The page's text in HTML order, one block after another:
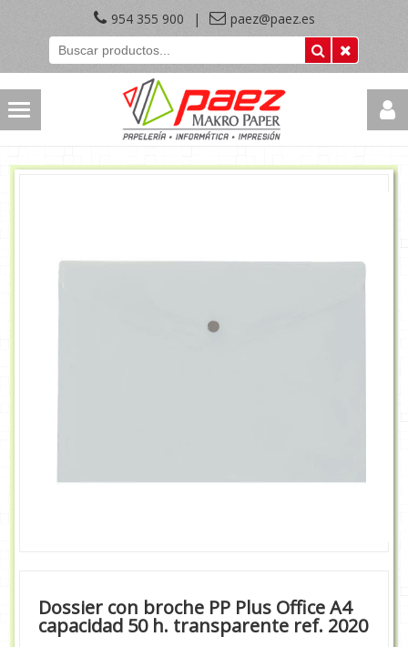
954 355 900 | paez@paez.es
Dossier con broche PP Plus Office A4
capacidad 50 h. transparente ref. 2020